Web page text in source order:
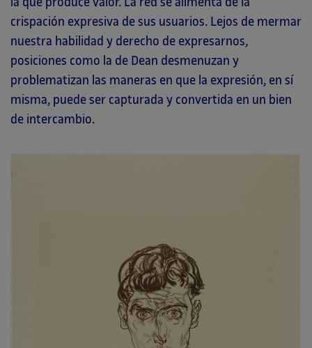
crispación expresiva de sus usuarios. Lejos de mermar
nuestra habilidad y derecho de expresarnos,
posiciones como la de Dean desmenuzan y
problematizan las maneras en que la expresión, en sí
misma, puede ser capturada y convertida en un bien
de intercambio.